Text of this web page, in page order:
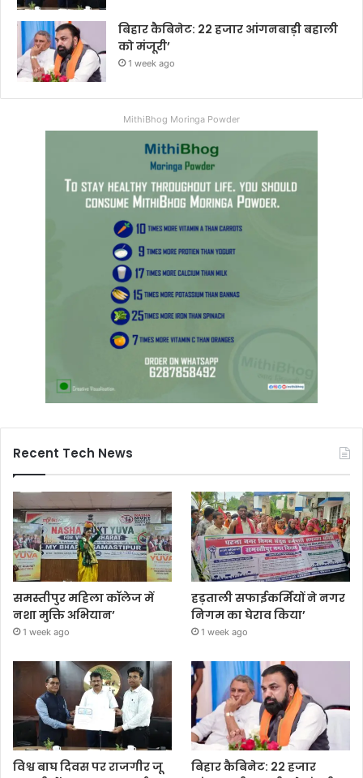
बिहार कैबिनेट: 22 हजार आंगनबाड़ी बहाली
को मंजूरी’
1 week ago
MithiBhog Moringa Powder
Recent Tech News
समस्तीपुर महिला कॉलेज में
नशा मुक्ति अभियान’
1 week ago
हड़ताली सफाईकर्मियों ने नगर
निगम का घेराव किया’
1 week ago
विश्व बाघ दिवस पर राजगीर जू
बिहार कैबिनेट: 22 हजार